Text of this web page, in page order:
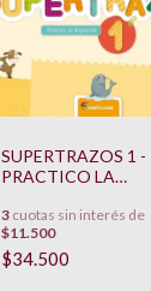
SUPERTRAZOS 1 -
PRACTICO LA
LA CURSIVA
**NOVEDAD 2020**
3cuotas sin interés de
$11.500
$34.500